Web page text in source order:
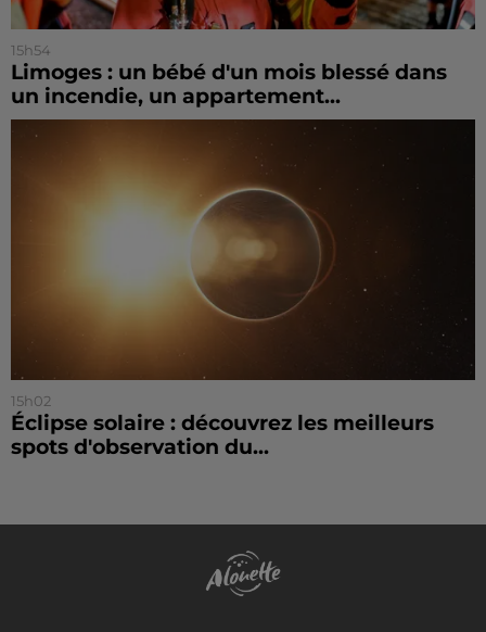
15h54
Limoges : un bébé d'un mois blessé dans
un incendie, un appartement...
15h02
Éclipse solaire : découvrez les meilleurs
spots d'observation du...